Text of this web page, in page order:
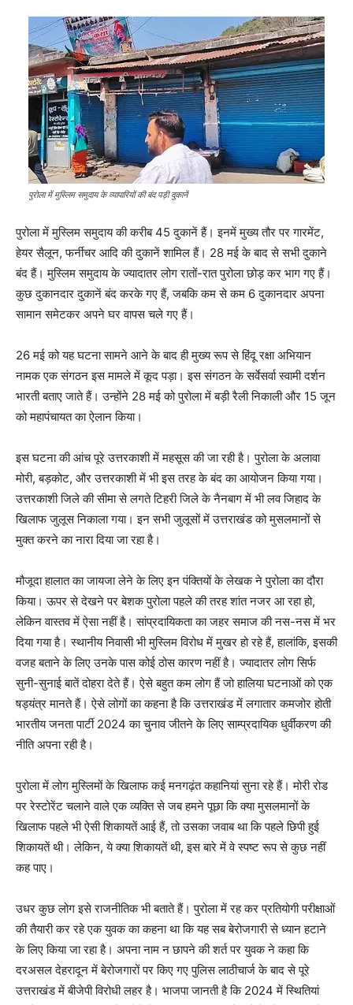
पुरोला में मुस्लिम समुदाय के व्यापारियों की बंद पड़ी दुकानें
पुरोला में मुस्लिम समुदाय की करीब 45 दुकानें हैं। इनमें मुख्य तौर पर गारमेंट,
हेयर सैलून, फर्नीचर आदि की दुकानें शामिल हैं। 28 मई के बाद से सभी दुकाने
बंद हैं। मुस्लिम समुदाय के ज्यादातर लोग रातों-रात पुरोला छोड़ कर भाग गए हैं।
कुछ दुकानदार दुकानें बंद करके गए हैं, जबकि कम से कम 6 दुकानदार अपना
सामान समेटकर अपने घर वापस चले गए हैं।
26 मई को यह घटना सामने आने के बाद ही मुख्य रूप से हिंदू रक्षा अभियान
नामक एक संगठन इस मामले में कूद पड़ा। इस संगठन के सर्वेसर्वा स्वामी दर्शन
भारती बताए जाते हैं। उन्होंने 28 मई को पुरोला में बड़ी रैली निकाली और 15 जून
को महापंचायत का ऐलान किया।
इस घटना की आंच पूरे उत्तरकाशी में महसूस की जा रही है। पुरोला के अलावा
मोरी, बड़कोट, और उत्तरकाशी में भी इस तरह के बंद का आयोजन किया गया।
उत्तरकाशी जिले की सीमा से लगते टिहरी जिले के नैनबाग में भी लव जिहाद के
खिलाफ जुलूस निकाला गया। इन सभी जुलूसों में उत्तराखंड को मुसलमानों से
मुक्त करने का नारा दिया जा रहा है।
मौजूदा हालात का जायजा लेने के लिए इन पंक्तियों के लेखक ने पुरोला का दौरा
किया। ऊपर से देखने पर बेशक पुरोला पहले की तरह शांत नजर आ रहा हो,
लेकिन वास्तव में ऐसा नहीं है। सांप्रदायिकता का जहर समाज की नस-नस में भर
दिया गया है। स्थानीय निवासी भी मुस्लिम विरोध में मुखर हो रहे हैं, हालांकि, इसकी
वजह बताने के लिए उनके पास कोई ठोस कारण नहीं है। ज्यादातर लोग सिर्फ
सुनी-सुनाई बातें दोहरा देते हैं। ऐसे बहुत कम लोग हैं जो हालिया घटनाओं को एक
षड्यंत्र मानते हैं। ऐसे लोगों का कहना है कि उत्तराखंड में लगातार कमजोर होती
भारतीय जनता पार्टी 2024 का चुनाव जीतने के लिए साम्प्रदायिक धुर्वीकरण की
नीति अपना रही है।
पुरोला में लोग मुस्लिमों के खिलाफ कई मनगढ़ंत कहानियां सुना रहे हैं। मोरी रोड
पर रेस्टोरेंट चलाने वाले एक व्यक्ति से जब हमने पूछा कि क्या मुसलमानों के
खिलाफ पहले भी ऐसी शिकायतें आई हैं, तो उसका जवाब था कि पहले छिपी हुई
शिकायतें थी। लेकिन, ये क्या शिकायतें थी, इस बारे में वे स्पष्ट रूप से कुछ नहीं
कह पाए।
उधर कुछ लोग इसे राजनीतिक भी बताते हैं। पुरोला में रह कर प्रतियोगी परीक्षाओं
की तैयारी कर रहे एक युवक का कहना था कि यह सब बेरोजगारी से ध्यान हटाने
के लिए किया जा रहा है। अपना नाम न छापने की शर्त पर युवक ने कहा कि
दरअसल देहरादून में बेरोजगारों पर किए गए पुलिस लाठीचार्ज के बाद से पूरे
उत्तराखंड में बीजेपी विरोधी लहर है। भाजपा जानती है कि 2024 में स्थितियां